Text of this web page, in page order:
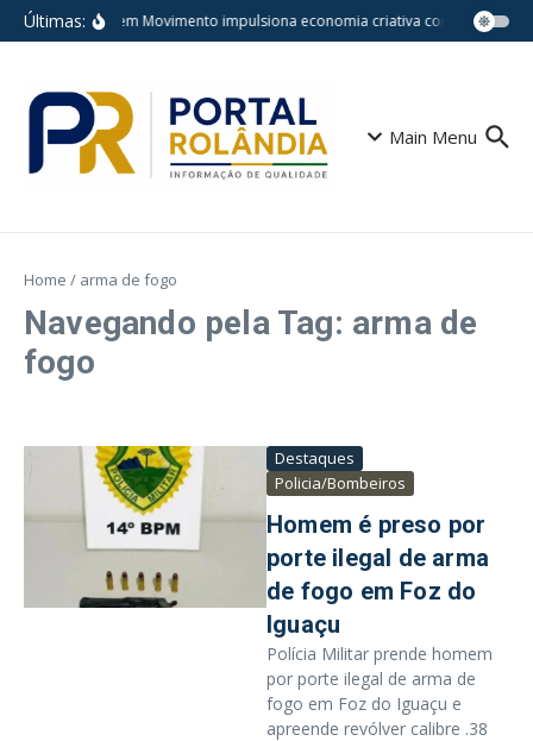
Ir para o conteúdo
Últimas:Cena em Movimento impulsiona economia criativa com
Main Menu
Home / arma de fogo
Navegando pela Tag: arma de
fogo
Destaques
Policia/Bombeiros
Homem é preso por
porte ilegal de arma
de fogo em Foz do
Iguaçu
Polícia Militar prende homem
por porte ilegal de arma de
fogo em Foz do Iguaçu e
apreende revólver calibre .38